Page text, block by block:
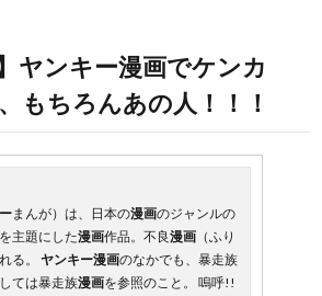
ヤンキー漫画でケンカ
もちろんあの人！！！
まんが）は、日本の漫画のジャンルの
主題にした漫画作品。不良漫画 （ふり
る。 ヤンキー漫画のなかでも、暴走族
ては暴走族漫画を参照のこと。 嗚呼!!